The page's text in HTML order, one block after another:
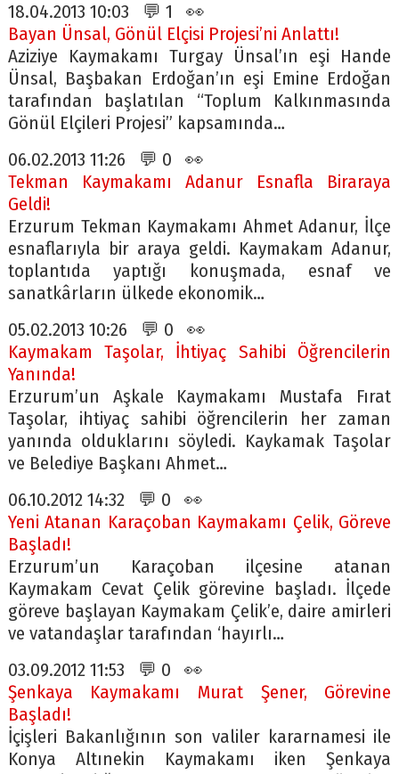
18.04.2013 10:03 💬 1 👀
Bayan Ünsal, Gönül Elçisi Projesi’ni Anlattı!
Aziziye Kaymakamı Turgay Ünsal’ın eşi Hande
Ünsal, Başbakan Erdoğan’ın eşi Emine Erdoğan
tarafından başlatılan “Toplum Kalkınmasında
Gönül Elçileri Projesi” kapsamında…
06.02.2013 11:26 💬 0 👀
Tekman Kaymakamı Adanur Esnafla Biraraya
Geldi!
Erzurum Tekman Kaymakamı Ahmet Adanur, İlçe
esnaflarıyla bir araya geldi. Kaymakam Adanur,
toplantıda yaptığı konuşmada, esnaf ve
sanatkârların ülkede ekonomik…
05.02.2013 10:26 💬 0 👀
Kaymakam Taşolar, İhtiyaç Sahibi Öğrencilerin
Yanında!
Erzurum’un Aşkale Kaymakamı Mustafa Fırat
Taşolar, ihtiyaç sahibi öğrencilerin her zaman
yanında olduklarını söyledi. Kaykamak Taşolar
ve Belediye Başkanı Ahmet…
06.10.2012 14:32 💬 0 👀
Yeni Atanan Karaçoban Kaymakamı Çelik, Göreve
Başladı!
Erzurum’un Karaçoban ilçesine atanan
Kaymakam Cevat Çelik görevine başladı. İlçede
göreve başlayan Kaymakam Çelik’e, daire amirleri
ve vatandaşlar tarafından ‘hayırlı…
03.09.2012 11:53 💬 0 👀
Şenkaya Kaymakamı Murat Şener, Görevine
Başladı!
İçişleri Bakanlığının son valiler kararnamesi ile
Konya Altınekin Kaymakamı iken Şenkaya